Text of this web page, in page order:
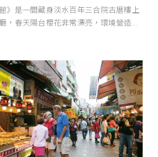
》是一間藏身淡水百年三合院古厝樓上
，春天陽台櫻花非常漂亮，環境營造...